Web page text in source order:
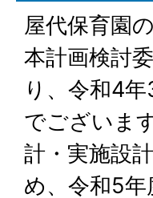
屋代保育園
本計画検討
り、令和4
でございま
計・実施設
め、令和5